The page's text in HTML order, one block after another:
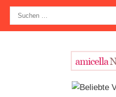
Zum
Inhalt
springen
nach: